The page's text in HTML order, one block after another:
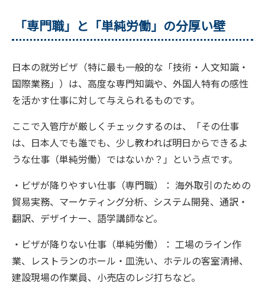
「専門職」と「単純労働」の分厚い壁
日本の就労ビザ（特に最も一般的な「技術・人文知識・
国際業務」）は、高度な専門知識や、外国人特有の感性
を活かす仕事に対して与えられるものです。
ここで入管庁が厳しくチェックするのは、「その仕事
は、日本人でも誰でも、少し教われば明日からできるよ
うな仕事（単純労働）ではないか？」という点です。
・ビザが降りやすい仕事（専門職）： 海外取引のための
貿易実務、マーケティング分析、システム開発、通訳・
翻訳、デザイナー、語学講師など。
・ビザが降りない仕事（単純労働）： 工場のライン作
業、レストランのホール・皿洗い、ホテルの客室清掃、
建設現場の作業員、小売店のレジ打ちなど。